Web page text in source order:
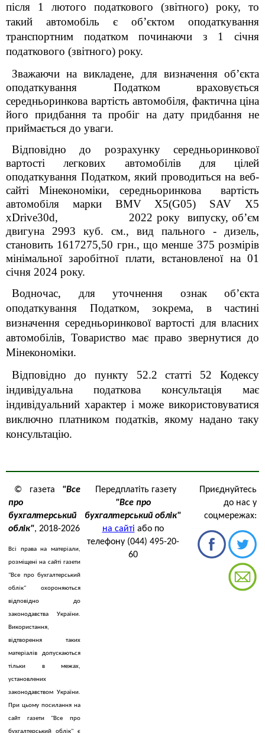
після 1 лютого податкового (звітного) року, то
такий автомобіль є об’єктом оподаткування
транспортним податком починаючи з 1 січня
податкового (звітного) року.
Зважаючи на викладене, для визначення об’єкта
оподаткування Податком враховується
середньоринкова вартість автомобіля, фактична ціна
його придбання та пробіг на дату придбання не
приймається до уваги.
Відповідно до розрахунку середньоринкової
вартості легкових автомобілів для цілей
оподаткування Податком, який проводиться на веб-
сайті Мінекономіки, середньоринкова вартість
автомобіля марки BMV Х5(G05) SAV X5
xDrive30d,
2022 року випуску, об’єм
двигуна 2993 куб. см., вид пального - дизель,
становить 1617275,50 грн., що менше 375 розмірів
мінімальної заробітної плати, встановленої на 01
січня 2024 року.
Водночас, для уточнення ознак об’єкта
оподаткування Податком, зокрема, в частині
визначення середньоринкової вартості для власних
автомобілів, Товариство має право звернутися до
Мінекономіки.
Відповідно до пункту 52.2 статті 52 Кодексу
індивідуальна податкова консультація має
індивідуальний характер і може використовуватися
виключно платником податків, якому надано таку
консультацію.
© газета "Все
про
бухгалтерський
облік", 2018-2026
Всі права на матеріали,
розміщені на сайті газети
"Все про бухгалтерський
облік" охороняються
відповідно до
законодавства України.
Використання,
відтворення таких
матеріалів допускаються
тільки в межах,
установлених
законодавством України.
При цьому посилання на
сайт газети "Все про
бухгалтерський облік" є
Передплатіть газету
"Все про
бухгалтерський облік"
на сайті або по
телефону (044) 495-20-
60
Приєднуйтесь
до нас у
соцмережах: